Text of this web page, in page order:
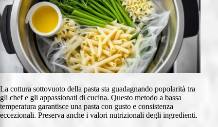
La cottura sottovuoto della pasta sta guadagnando popolarità tra
gli chef e gli appassionati di cucina. Questo metodo a bassa
temperatura garantisce una pasta con gusto e consistenza
eccezionali. Preserva anche i valori nutrizionali degli ingredienti.